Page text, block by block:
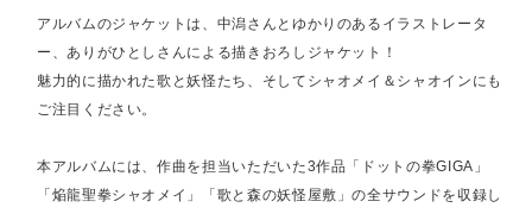
アルバムのジャケットは、中潟さんとゆかりのあるイラストレータ
ー、ありがひとしさんによる描きおろしジャケット！
魅力的に描かれた歌と妖怪たち、そしてシャオメイ＆シャオインにも
ご注目ください。
本アルバムには、作曲を担当いただいた3作品「ドットの拳GIGA」
「焔龍聖拳シャオメイ」「歌と森の妖怪屋敷」の全サウンドを収録し